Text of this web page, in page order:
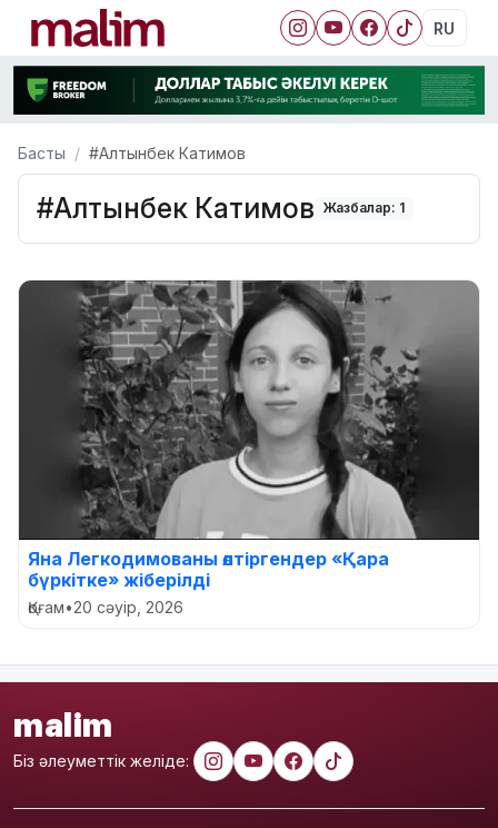
RU
Басты #Алтынбек Катимов
#Алтынбек Катимов Жазбалар: 1
Яна Легкодимованы өлтіргендер «Қара
бүркітке» жіберілді
Қоғам•20 сәуір, 2026
malim
Біз әлеуметтік желіде: